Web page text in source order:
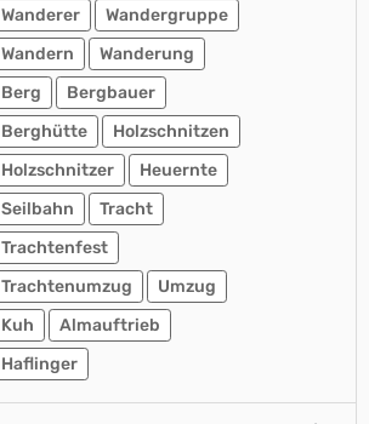
Wanderer
Wandergruppe
Wandern
Wanderung
Berg
Bergbauer
Berghütte
Holzschnitzen
Holzschnitzer
Heuernte
Seilbahn
Tracht
Trachtenfest
Trachtenumzug
Umzug
Kuh
Almauftrieb
Haflinger